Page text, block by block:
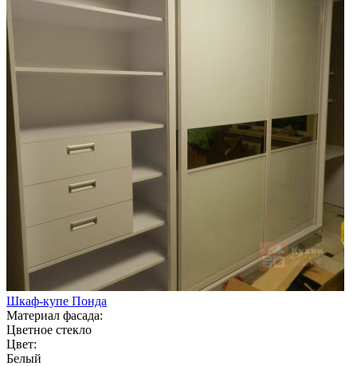
Шкаф-купе Понда
Материал фасада:
Цветное стекло
Цвет:
Белый